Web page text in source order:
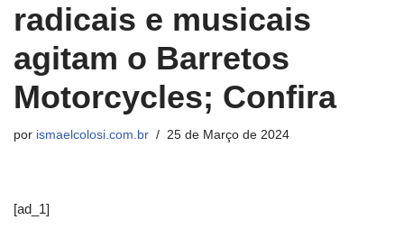
radicais e musicais
agitam o Barretos
Motorcycles; Confira
por ismaelcolosi.com.br 25 de Março de 2024
[ad_1]